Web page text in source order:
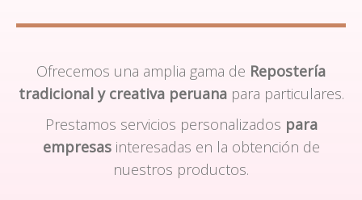
Ofrecemos una amplia gama de Repostería
tradicional y creativa peruanapara particulares.
Prestamos servicios personalizados para
empresasinteresadas en la obtención de
nuestros productos.